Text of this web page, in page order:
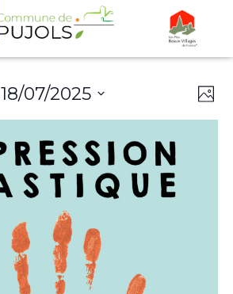
18/07/2025